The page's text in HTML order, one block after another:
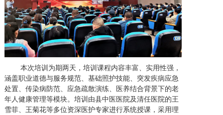
本次培训为期两天，培训课程内容丰富、实用性强，
涵盖职业道德与服务规范、基础照护技能、突发疾病应急
处置、传染病防范、应急疏散演练、医养结合背景下的老
年人健康管理等模块。培训由县中医医院及清任医院的王
雪菲、王菊花等多位资深医护专家进行系统授课，采用理